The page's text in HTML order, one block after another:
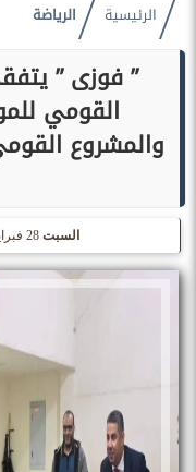
الرئيسية الرياضة
” فوزى ”
القومي
والمشروع
السبت 28 فبراير 2026